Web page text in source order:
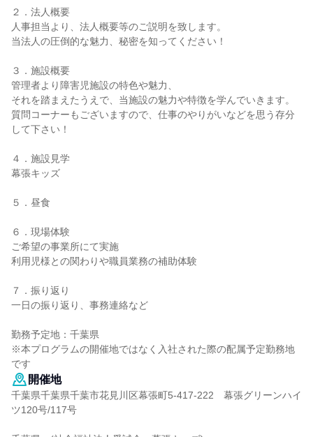
２．法人概要
人事担当より、法人概要等のご説明を致します。
当法人の圧倒的な魅力、秘密を知ってください！
３．施設概要
管理者より障害児施設の特色や魅力、
それを踏まえたうえで、当施設の魅力や特徴を学んでいきます。
質問コーナーもございますので、仕事のやりがいなどを思う存分
して下さい！
４．施設見学
幕張キッズ
５．昼食
６．現場体験
ご希望の事業所にて実施
利用児様との関わりや職員業務の補助体験
７．振り返り
一日の振り返り、事務連絡など
勤務予定地：千葉県
※本プログラムの開催地ではなく入社された際の配属予定勤務地
です
開催地
千葉県千葉県千葉市花見川区幕張町5-417-222 幕張グリーンハイ
ツ120号/117号